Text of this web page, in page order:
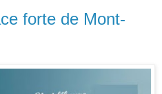
forte de Mont-